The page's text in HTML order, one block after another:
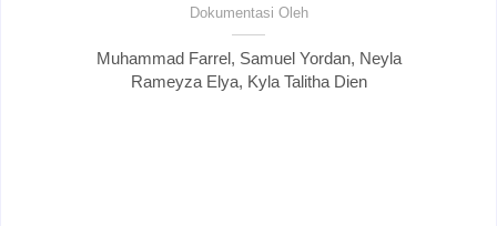
Dokumentasi Oleh
Muhammad Farrel, Samuel Yordan, Neyla
Rameyza Elya, Kyla Talitha Dien